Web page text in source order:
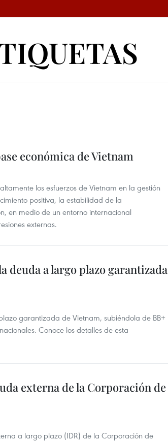
económica de Vietnam
los esfuerzos de Vietnam en la gestión
positiva, la estabilidad de la
en medio de un entorno internacional
externas.
deuda a largo plazo garantizada
garantizada de Vietnam, subiéndola de BB+
Conoce los detalles de esta
externa de la Corporación de
a largo plazo (IDR) de la Corporación de